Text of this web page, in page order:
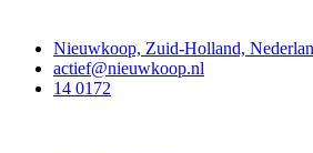
Nieuwkoop, Zuid-Holland,
actief@nieuwkoop.nl
14 0172